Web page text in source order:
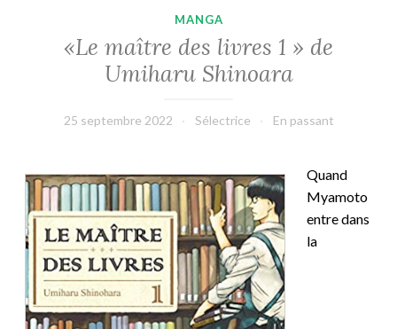
MANGA
«Le maître des livres 1 » de
Umiharu Shinoara
25 septembre 2022 Sélectrice En passant
Quand
Myamoto
entre dans
la